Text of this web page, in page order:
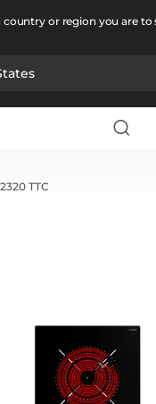
or region you are to
TTC